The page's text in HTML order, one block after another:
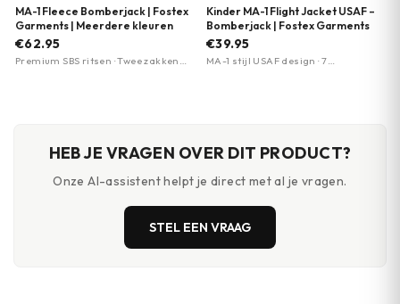
MA-1 Fleece Bomberjack | Fostex
Garments | Meerdere kleuren
€62.95
Premium SBS ritsen · Twee zakken
Kinder MA-1 Flight Jacket USAF –
Bomberjack | Fostex Garments
€39.95
MA-1 stijl USAF design · 7
HEB JE VRAGEN OVER DIT PRODUCT?
Onze AI-assistent helpt je direct met al je vragen.
STEL EEN VRAAG